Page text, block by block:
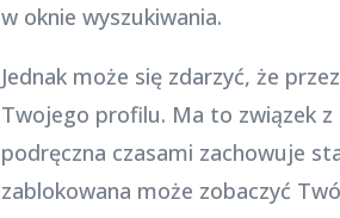
w oknie wyszukiwania.
Jednak może się zdarzyć, że
Twojego profilu. Ma to związek
podręczna czasami zachowuje
zablokowana może zobaczyć